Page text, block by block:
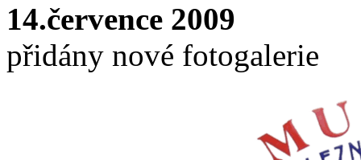
14.července 2009
přidány nové fotogalerie